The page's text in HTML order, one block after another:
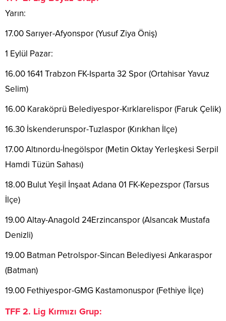
Yarın:
17.00 Sarıyer-Afyonspor (Yusuf Ziya Öniş)
1 Eylül Pazar:
16.00 1641 Trabzon FK-Isparta 32 Spor (Ortahisar Yavuz
Selim)
16.00 Karaköprü Belediyespor-Kırklarelispor (Faruk Çelik)
16.30 İskenderunspor-Tuzlaspor (Kırıkhan İlçe)
17.00 Altınordu-İnegölspor (Metin Oktay Yerleşkesi Serpil
Hamdi Tüzün Sahası)
18.00 Bulut Yeşil İnşaat Adana 01 FK-Kepezspor (Tarsus
İlçe)
19.00 Altay-Anagold 24Erzincanspor (Alsancak Mustafa
Denizli)
19.00 Batman Petrolspor-Sincan Belediyesi Ankaraspor
(Batman)
19.00 Fethiyespor-GMG Kastamonuspor (Fethiye İlçe)
TFF 2. Lig Kırmızı Grup: